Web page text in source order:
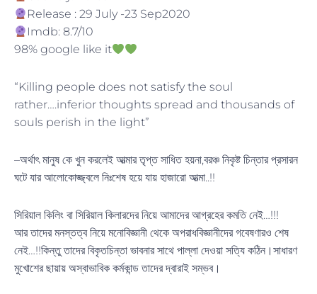
Release : 29 July -23 Sep2020
Imdb: 8.7/10
98% google like it
“Killing people does not satisfy the soul
rather….inferior thoughts spread and thousands of
souls perish in the light”
–অর্থাৎ মানুষ কে খুন করলেই আত্মার তৃপ্ত সাধিত হয়না,বরঞ্চ নিকৃষ্ট চিন্তার প্রসারন
ঘটে যার আলোকোজ্জ্বলে নিঃশেষ হয়ে যায় হাজারো আত্মা..!!
সিরিয়াল কিলিং বা সিরিয়াল কিলারদের নিয়ে আমাদের আগ্রহের কমতি নেই…!!!
আর তাদের মনস্তত্ব নিয়ে মনোবিজ্ঞানী থেকে অপরাধবিজ্ঞানীদের গবেষণারও শেষ
নেই…!!কিন্তু তাদের বিকৃতচিন্তা ভাবনার সাথে পাল্লা দেওয়া সত্যি কঠিন।সাধারণ
মুখোশের ছায়ায় অস্বাভাবিক কর্মকান্ড তাদের দ্বারাই সম্ভব।